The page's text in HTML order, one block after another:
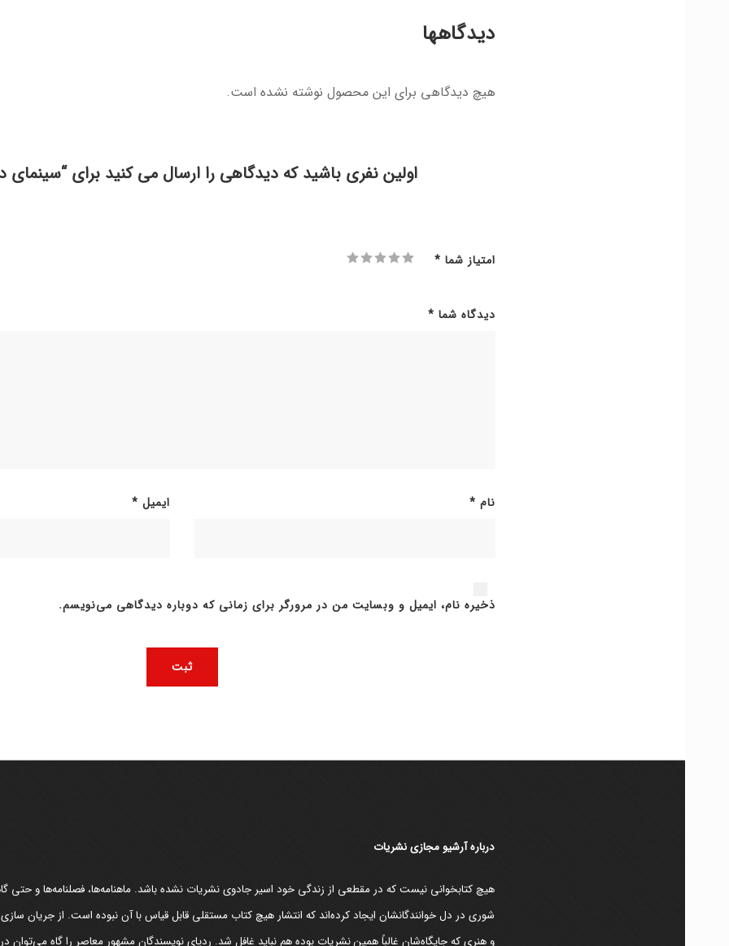
دیدگاهها
هیچ دیدگاهی برای این محصول نوشته نشده است.
اولین نفری باشید که دیدگاهی را ارسال می کنید برای “سینمای
امتیاز شما *
دیدگاه شما *
نام * ایمیل *
ذخیره نام، ایمیل و وبسایت من در مرورگر برای زمانی که دوباره دیدگاهی می‌نویسم.
دربارۀ آرشیو مجازی نشریات
هیچ کتابخوانی نیست که در مقطعی از زندگی خود اسیر جادوی نشریات نشده باشد. ماهنامه‌ها، فصلنامه‌ها و حتی
شوری در دل خوانندگانشان ایجاد کرده‌اند که انتشار هیچ کتاب مستقلی قابل قیاس با آن نبوده است. از جریان
و هنری که جایگاه‌شان غالباً همین نشریات بوده هم نباید غافل شد. ردپای نویسندگان مشهور معاصر را گاه می‌توان